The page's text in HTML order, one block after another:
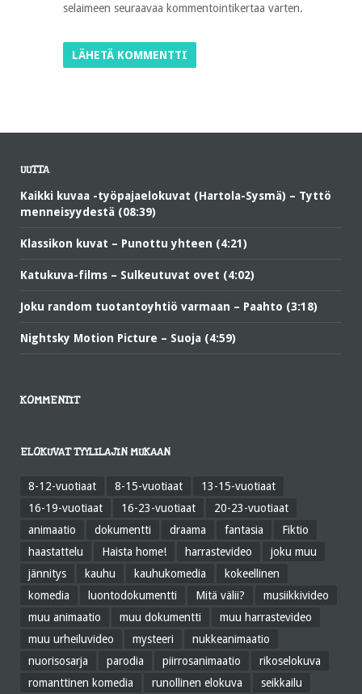
selaimeen seuraavaa kommentointikertaa varten.
UUTTA
Kaikki kuvaa -työpajaelokuvat (Hartola-Sysmä) – Tyttö
menneisyydestä (08:39)
Klassikon kuvat – Punottu yhteen (4:21)
Katukuva-films – Sulkeutuvat ovet (4:02)
Joku random tuotantoyhtiö varmaan – Paahto (3:18)
Nightsky Motion Picture – Suoja (4:59)
KOMMENTIT
ELOKUVAT TYYLILAJIN MUKAAN
8-12-vuotiaat 8-15-vuotiaat
13-15-vuotiaat
16-19-vuotiaat
16-23-vuotiaat
20-23-vuotiaat
animaatio
dokumentti draama fantasia
Fiktio
haastattelu
Haista home! harrastevideo
joku muu
jännitys
kauhu kauhukomedia
kokeellinen
komedia
luontodokumentti Mitä välii?
musiikkivideo
muu animaatio
muu dokumentti
muu harrastevideo
muu urheiluvideo
mysteeri
nukkeanimaatio
nuorisosarja
parodia piirrosanimaatio
rikoselokuva
romanttinen komedia
runollinen elokuva
seikkailu